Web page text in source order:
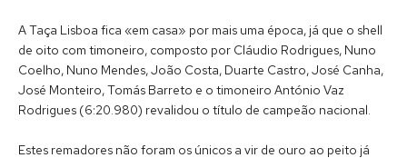
A Taça Lisboa fica «em casa» por mais uma época, já que o shell
de oito com timoneiro, composto por Cláudio Rodrigues, Nuno
Coelho, Nuno Mendes, João Costa, Duarte Castro, José Canha,
José Monteiro, Tomás Barreto e o timoneiro António Vaz
Rodrigues (6:20.980) revalidou o título de campeão nacional.
Estes remadores não foram os únicos a vir de ouro ao peito já